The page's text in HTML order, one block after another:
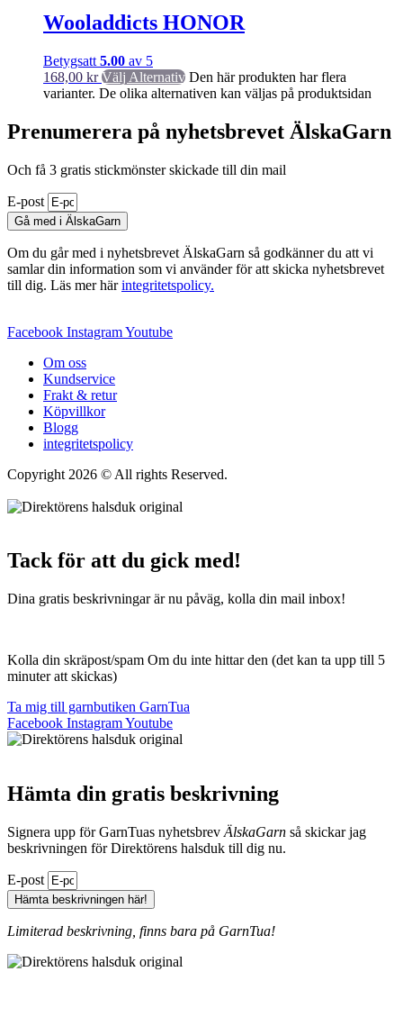
Wooladdicts HONOR
Betygsatt 5.00 av 5
168,00 kr Välj Alternativ Den här produkten har flera
varianter. De olika alternativen kan väljas på produktsidan
Prenumerera på nyhetsbrevet ÄlskaGarn
Och få 3 gratis stickmönster skickade till din mail
E-post
Gå med i ÄlskaGarn
Om du går med i nyhetsbrevet ÄlskaGarn så godkänner du att vi
samlar din information som vi använder för att skicka nyhetsbrevet
till dig. Läs mer härintegritetspolicy.
Facebook InstagramYoutube
Om oss
Kundservice
Frakt & retur
Köpvillkor
Blogg
integritetspolicy
Copyright 2026 © All rights Reserved.
Tack för att du gick med!
Dina gratis beskrivningar är nu påväg, kolla din mail inbox!
Kolla din skräpost/spam Om du inte hittar den (det kan ta upp till 5
minuter att skickas)
Ta mig till garnbutiken GarnTua
Facebook InstagramYoutube
Hämta din gratis beskrivning
Signera upp för GarnTuas nyhetsbrev ÄlskaGarn så skickar jag
beskrivningen för Direktörens halsduk till dig nu.
E-post
Hämta beskrivningen här!
Limiterad beskrivning, finns bara på GarnTua!